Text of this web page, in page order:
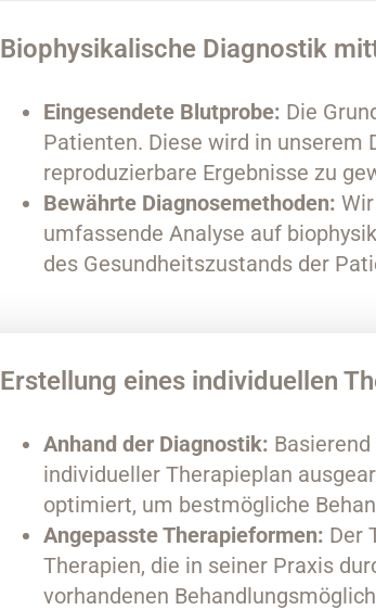
Biophysikalische Diagnostik
Eingesendete Blutprobe: Die
Patienten. Diese wird in unserem
reproduzierbare Ergebnisse zu
Bewährte Diagnosemethoden:
umfassende Analyse auf
des Gesundheitszustands der
Erstellung eines individuellen
Anhand der Diagnostik:
individueller Therapieplan
optimiert, um bestmögliche
Angepasste Therapieformen: Der
Therapien, die in seiner Praxis
vorhandenen